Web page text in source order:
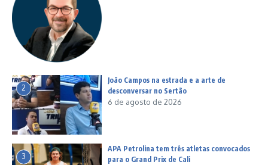
2
João Campos na estrada e a arte de
desconversar no Sertão
6 de agosto de 2026
3
APA Petrolina tem três atletas convocados
para o Grand Prix de Cali